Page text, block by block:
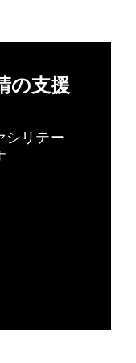
の支援
シリテー